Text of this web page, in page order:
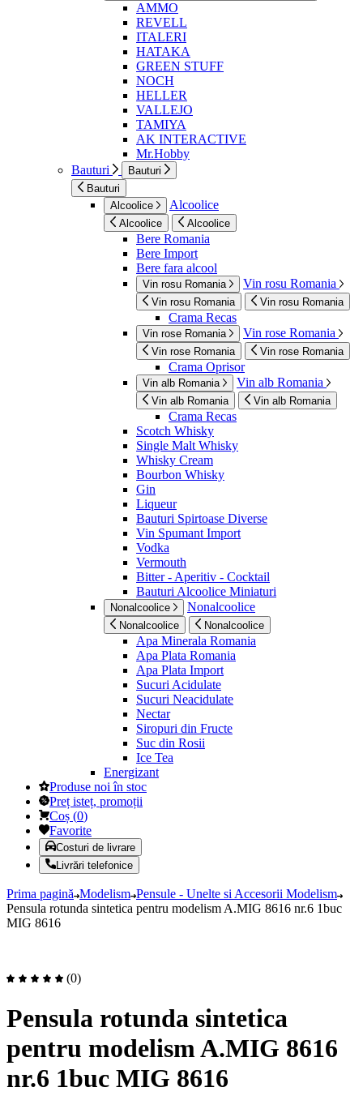
AMMO
REVELL
ITALERI
HATAKA
GREEN STUFF
NOCH
HELLER
VALLEJO
TAMIYA
AK INTERACTIVE
Mr.Hobby
Bauturi
Bauturi
Bauturi
Alcoolice
Alcoolice
Alcoolice Alcoolice
Bere Romania
Bere Import
Bere fara alcool
Vin rosu Romania Vin rosu Romania
Vin rosu Romania Vin rosu Romania
Crama Recas
Vin rose Romania Vin rose Romania
Vin rose Romania Vin rose Romania
Crama Oprisor
Vin alb Romania Vin alb Romania
Vin alb Romania Vin alb Romania
Crama Recas
Scotch Whisky
Single Malt Whisky
Whisky Cream
Bourbon Whisky
Gin
Liqueur
Bauturi Spirtoase Diverse
Vin Spumant Import
Vodka
Vermouth
Bitter - Aperitiv - Cocktail
Bauturi Alcoolice Miniaturi
Nonalcoolice Nonalcoolice
Nonalcoolice Nonalcoolice
Apa Minerala Romania
Apa Plata Romania
Apa Plata Import
Sucuri Acidulate
Sucuri Neacidulate
Nectar
Siropuri din Fructe
Suc din Rosii
Ice Tea
Energizant
Produse noi în stoc
Preț isteț, promoții
Coș (0)
Favorite
Costuri de livrare
Livrări telefonice
Prima pagină Modelism Pensule - Unelte si Accesorii Modelism
Pensula rotunda sintetica pentru modelism A.MIG 8616 nr.6 1buc
MIG 8616
(0)
Pensula rotunda sintetica
pentru modelism A.MIG 8616
nr.6 1buc MIG 8616